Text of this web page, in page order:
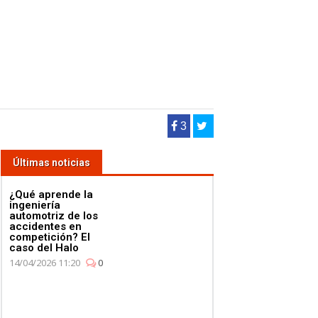
3
Últimas noticias
¿Qué aprende la
ingeniería
automotriz de los
accidentes en
competición? El
caso del Halo
14/04/2026 11:20
0